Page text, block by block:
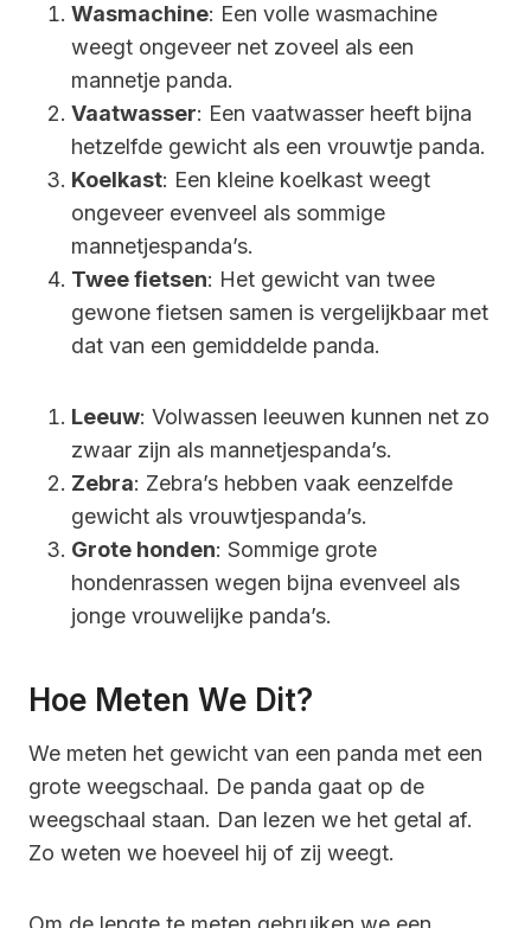
Wasmachine: Een volle wasmachine
weegt ongeveer net zoveel als een
mannetje panda.
Vaatwasser: Een vaatwasser heeft bijna
hetzelfde gewicht als een vrouwtje panda.
Koelkast: Een kleine koelkast weegt
ongeveer evenveel als sommige
mannetjespanda’s.
Twee fietsen: Het gewicht van twee
gewone fietsen samen is vergelijkbaar met
dat van een gemiddelde panda.
Leeuw: Volwassen leeuwen kunnen net zo
zwaar zijn als mannetjespanda’s.
Zebra: Zebra’s hebben vaak eenzelfde
gewicht als vrouwtjespanda’s.
Grote honden: Sommige grote
hondenrassen wegen bijna evenveel als
jonge vrouwelijke panda’s.
Hoe Meten We Dit?
We meten het gewicht van een panda met een
grote weegschaal. De panda gaat op de
weegschaal staan. Dan lezen we het getal af.
Zo weten we hoeveel hij of zij weegt.